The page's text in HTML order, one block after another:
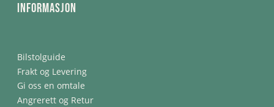
Informasjon
Bilstolguide
Frakt og Levering
Gi oss en omtale
Angrerett og Retur